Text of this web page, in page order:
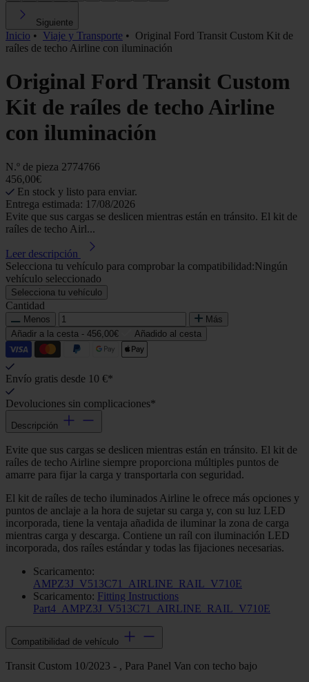
Siguiente
Inicio • Viaje y Transporte • Original Ford Transit Custom Kit de
raíles de techo Airline con iluminación
Original Ford Transit Custom
Kit de raíles de techo Airline
con iluminación
N.º de pieza 2774766
456,00€
En stock y listo para enviar.
Entrega estimada: 17/08/2026
Evite que sus cargas se deslicen mientras están en tránsito. El kit de
raíles de techo Airl...
Leer descripción
Selecciona tu vehículo para comprobar la compatibilidad:Ningún
vehículo seleccionado
Selecciona tu vehículo
Cantidad
Menos
Más
Añadir a la cesta - 456,00€ Añadido al cesta
Envío gratis desde 10 €*
Devoluciones sin complicaciones*
Descripción
Evite que sus cargas se deslicen mientras están en tránsito. El kit de
raíles de techo Airline siempre proporciona múltiples puntos de
amarre para fijar la carga y transportarla con seguridad.
El kit de raíles de techo iluminados Airline le ofrece más opciones y
puntos de anclaje a la hora de sujetar su carga y, con su luz LED
incorporada, tiene la ventaja añadida de iluminar la zona de carga
mientras carga y descarga. Contiene un raíl con iluminación LED
incorporada, dos raíles estándar y todas las fijaciones necesarias.
Scaricamento:
AMPZ3J_V513C71_AIRLINE_RAIL_V710E
Scaricamento: Fitting Instructions
Part4_AMPZ3J_V513C71_AIRLINE_RAIL_V710E
Compatibilidad de vehículo
Transit Custom 10/2023 - , Para Panel Van con techo bajo